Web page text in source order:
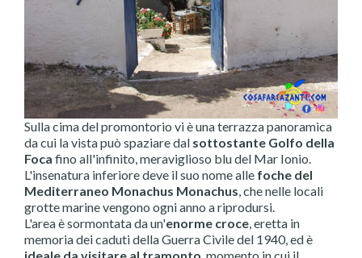
Sulla cima del promontorio vi è una terrazza panoramica
da cui la vista può spaziare dal sottostante Golfo della
Foca fino all'infinito, meraviglioso blu del Mar Ionio.
L'insenatura inferiore deve il suo nome alle foche del
Mediterraneo Monachus Monachus, che nelle locali
grotte marine vengono ogni anno a riprodursi.
L'area è sormontata da un'enorme croce, eretta in
memoria dei caduti della Guerra Civile del 1940, ed è